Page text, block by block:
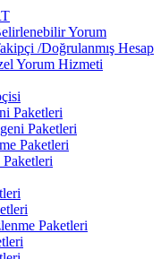
Yorum
/Doğrulanmış Hesap
Yorum Hizmeti
Paketleri
Paketleri
Paketleri
Paketleri
Paketleri